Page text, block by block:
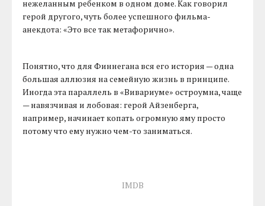
нежеланным ребенком в одном доме. Как говорил
герой другого, чуть более успешного фильма-
анекдота: «Это все так метафорично».
Понятно, что для Финнегана вся его история — одна
большая аллюзия на семейную жизнь в принципе.
Иногда эта параллель в «Вивариуме» остроумна, чаще
— навязчивая и лобовая: герой Айзенберга,
например, начинает копать огромную яму просто
потому что ему нужно чем-то заниматься.
IMDB